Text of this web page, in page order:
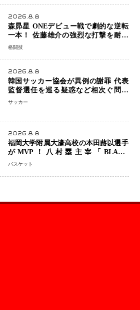
2026.8.8
森昴星 ONEデビュー戦で劇的な逆転
一本！ 佐藤雄介の強烈な打撃を耐え
抜き、リアネイキッドチョークで勝利
格闘技
2026.8.8
韓国サッカー協会が異例の謝罪 代表
監督選任を巡る疑惑など相次ぐ問題
「組織の刷新」誓う
サッカー
2026.8.8
福岡大学附属大濠高校の本田蕗以選手
がMVP！八村塁主宰「BLACK
SAMURAI SUMMIT 2026」で存在
なった」
バスケット